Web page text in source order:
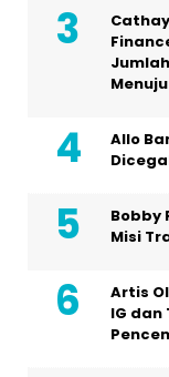
Allo
Bobby
Misi
Artis
IG dan